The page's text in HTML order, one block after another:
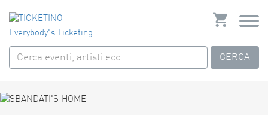
CERCA